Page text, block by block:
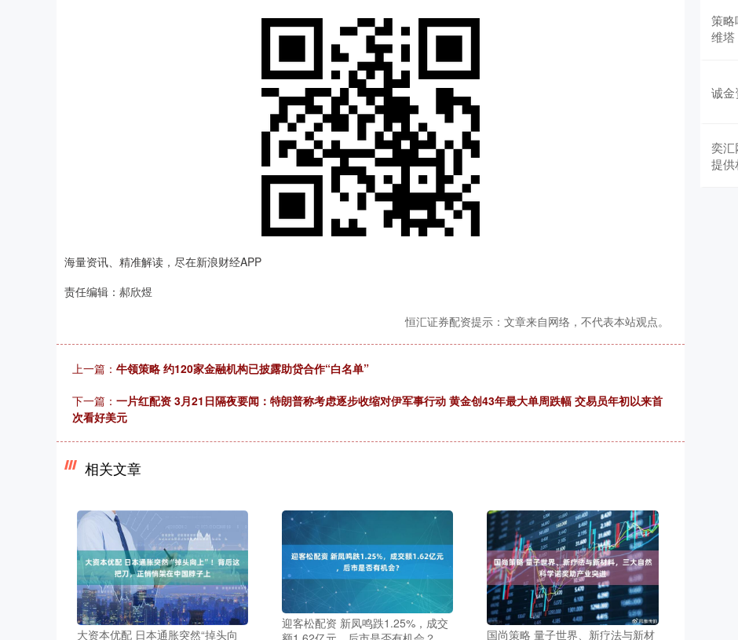
海量资讯、精准解读，尽在新浪财经APP
责任编辑：郝欣煜
恒汇证券配资提示：文章来自网络，不代表本站观点。
上一篇： 牛领策略 约120家金融机构已披露助贷合作“白名单”
下一篇： 一片红配资 3月21日隔夜要闻：特朗普称考虑逐步收缩对伊军事行动 黄金创43年最大单周跌幅 交易员年初以来首
次看好美元
相关文章
大资本优配 日本通胀突然“掉头向
迎客松配资 新凤鸣跌1.25%，成交
国尚策略 量子世界、新疗法与新材
策略
维塔
诚金
奕汇
提供